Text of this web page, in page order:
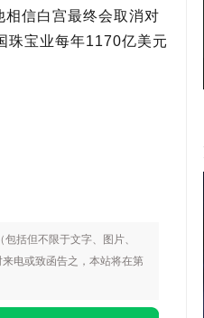
信白宫最终会取消对
珠宝业每年1170亿美元
括但不限于文字、图片、
电或致函告之，本站将在第